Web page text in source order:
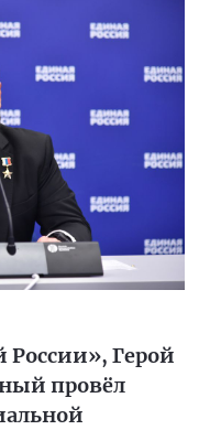
России», Герой
провёл